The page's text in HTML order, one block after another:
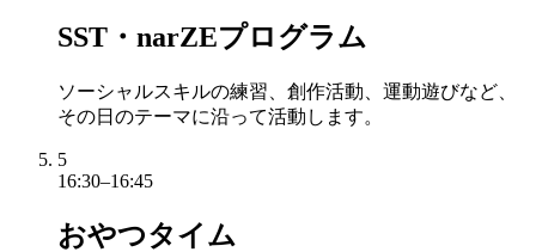
SST・narZEプログラム
ソーシャルスキルの練習、創作活動、運動遊びなど、
その日のテーマに沿って活動します。
5
16:30–16:45
おやつタイム